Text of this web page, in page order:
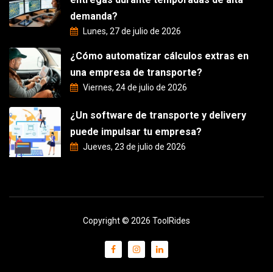
demanda?
Lunes, 27 de julio de 2026
¿Cómo automatizar cálculos extras en
una empresa de transporte?
Viernes, 24 de julio de 2026
¿Un software de transporte y delivery
puede impulsar tu empresa?
Jueves, 23 de julio de 2026
Copyright © 2026 ToolRides